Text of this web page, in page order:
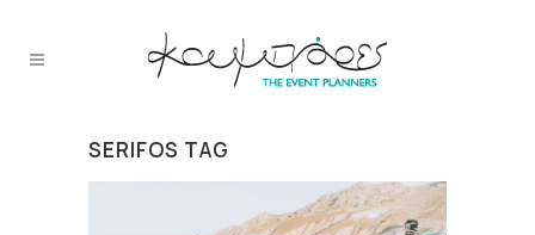
SERIFOS TAG